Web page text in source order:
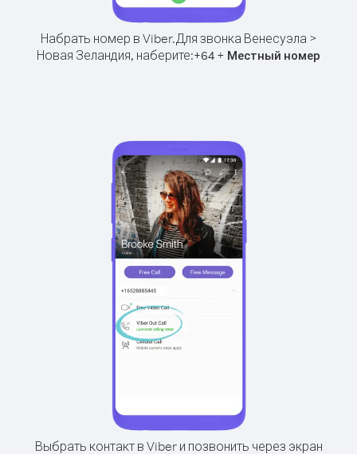
Набрать номер в Viber.Для звонка Венесуэла >
Новая Зеландия, наберите:+64 + Местный номер
Выбрать контакт в Viber и позвонить через экран